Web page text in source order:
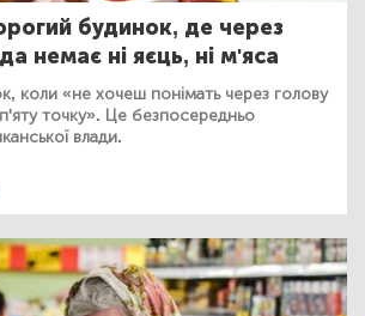
будинок, де через
немає ні яєць, ні м'яса
коли «не хочеш понімать через голову
точку». Це безпосередньо
влади.